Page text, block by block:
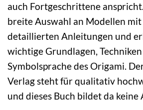
auch Fortgeschrittene
breite Auswahl an Modellen
detaillierten Anleitungen und
wichtige Grundlagen,
Symbolsprache des Origami.
Verlag steht für qualitativ
und dieses Buch bildet da keine